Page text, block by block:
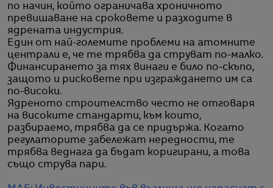
по начин, който ограничава хроничното
превишаване на сроковете и разходите в
ядрената индустрия.
Един от най-големите проблеми на атомните
централи е, че те трябва да струват по-малко.
Финансирането за тях винаги е било по-скъпо,
защото и рисковете при изграждането им са
по-високи.
Ядреното строителство често не отговаря
на високите стандарти, към които,
разбираемо, трябва да се придържа. Когато
регулаторите забележат нередности, те
трябва веднага да бъдат коригирани, а това
също струва пари.